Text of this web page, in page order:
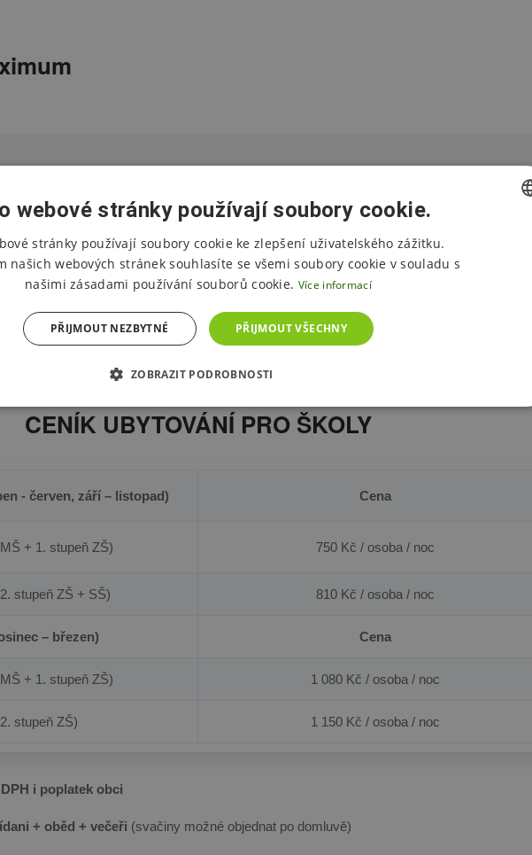
naše nabídka a už zbývá jen vyplnit formulář?
POPTAT UBYTOVÁNÍ
CENÍK UBYTOVÁNÍ PRO ŠKOLY
- červen, září – listopad) Cena
+ 1. stupeň ZŠ) 750 Kč / osoba / noc
stupeň ZŠ + SŠ) 810 Kč / osoba / noc
– březen) Cena
+ 1. stupeň ZŠ) 1 080 Kč / osoba / noc
stupeň ZŠ) 1 150 Kč / osoba / noc
i poplatek obci
+ oběd + večeři (svačiny možné objednat po domluvě)
webové stránky používají soubory cookie.
stránky používají soubory cookie ke zlepšení uživatelského zážitku.
našich webových stránek souhlasíte se všemi soubory cookie v souladu s
našimi zásadami používání souborů cookie. Více informací
PŘIJMOUT VŠECHNY
PŘIJMOUT NEZBYTNÉ
ZOBRAZIT PODROBNOSTI